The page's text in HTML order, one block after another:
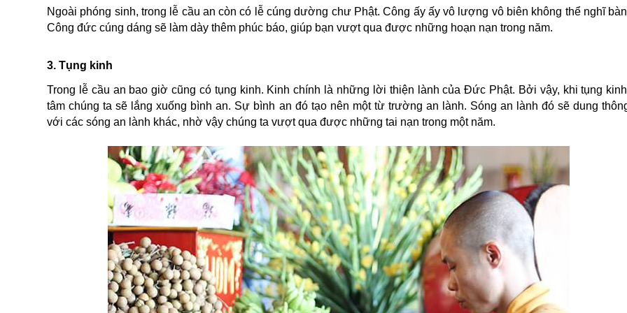
Ngoài phóng sinh, trong lễ cầu an còn có lễ cúng dường chư Phật. Công ấy ấy vô lượng vô biên không thể nghĩ
Công đức cúng dáng sẽ làm dày thêm phúc báo, giúp bạn vượt qua được những hoạn nạn trong năm.
3. Tụng kinh
Trong lễ cầu an bao giờ cũng có tụng kinh. Kinh chính là những lời thiện lành của Đức Phật. Bởi vậy, khi tụng
tâm chúng ta sẽ lắng xuống bình an. Sự bình an đó tạo nên một từ trường an lành. Sóng an lành đó sẽ dung
với các sóng an lành khác, nhờ vậy chúng ta vượt qua được những tai nạn trong một năm.